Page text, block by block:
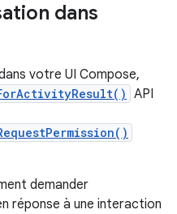
dans
votre UI Compose,
API
demander
réponse à une interaction